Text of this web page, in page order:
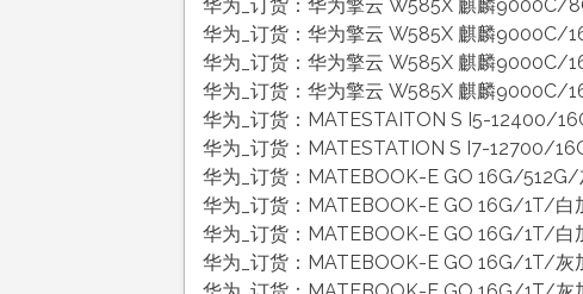
华为_订货：华为擎云 W585X 麒麟
华为_订货：华为擎云 W585X 麒麟
华为_订货：华为擎云 W585X 麒麟
华为_订货：华为擎云 W585X 麒麟
华为_订货：MATESTAITON S I5-
华为_订货：MATESTATION S I7-12700/
华为_订货：MATEBOOK-E GO 16G/
华为_订货：MATEBOOK-E GO 16G/1T/
华为_订货：MATEBOOK-E GO 16G/1T/
华为_订货：MATEBOOK-E GO 16G/1T/